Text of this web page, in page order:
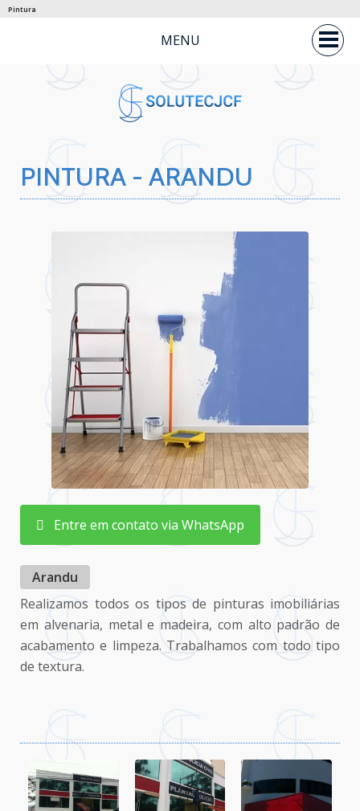
Pintura
MENU
PINTURA - ARANDU
Entre em contato via WhatsApp
Arandu
Realizamos todos os tipos de pinturas imobiliárias
em alvenaria, metal e madeira, com alto padrão de
acabamento e limpeza. Trabalhamos com todo tipo
de textura.